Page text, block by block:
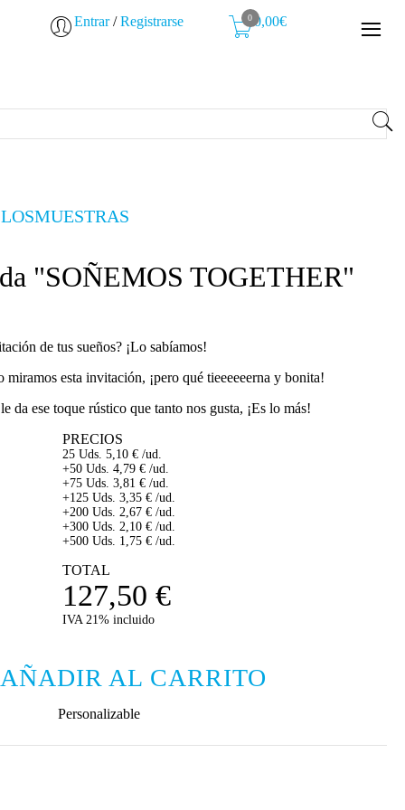
Entrar/Registrarse 00,00€
MUESTRAS
"SOÑEMOS TOGETHER"
de tus sueños? ¡Lo sabíamos!
miramos esta invitación, ¡pero qué tieeeeeerna y bonita!
da ese toque rústico que tanto nos gusta, ¡Es lo más!
PRECIOS
25 Uds. 5,10 € /ud.
+50 Uds. 4,79 € /ud.
+75 Uds. 3,81 € /ud.
+125 Uds. 3,35 € /ud.
+200 Uds. 2,67 € /ud.
+300 Uds. 2,10 € /ud.
+500 Uds. 1,75 € /ud.
TOTAL
127,50 €
IVA 21% incluido
AÑADIR AL CARRITO
Personalizable